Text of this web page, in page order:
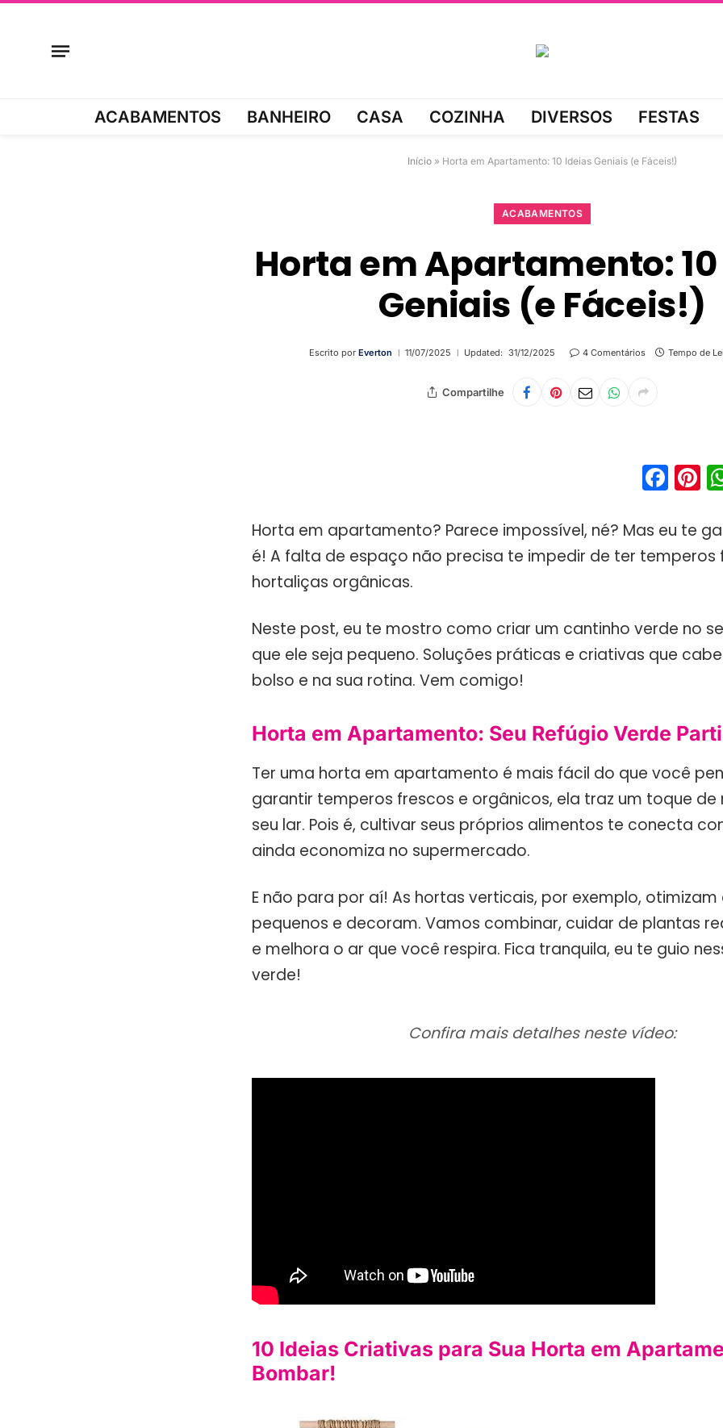
ACABAMENTOS BANHEIRO CASA COZINHA DIVERSOS FESTAS
Início » Horta em Apartamento: 10 Ideias Geniais (e Fáceis!)
ACABAMENTOS
Horta em Apartamento:
Geniais (e Fáceis!)
Escrito por Everton 11/07/2025 Updated: 31/12/2025 4 Comentários Tempo de
Compartilhe
Horta em apartamento? Parece impossível, né? Mas eu te
é! A falta de espaço não precisa te impedir de ter temperos
hortaliças orgânicas.
Neste post, eu te mostro como criar um cantinho verde no
que ele seja pequeno. Soluções práticas e criativas que
bolso e na sua rotina. Vem comigo!
Horta em Apartamento: Seu Refúgio Verde
Ter uma horta em apartamento é mais fácil do que você
garantir temperos frescos e orgânicos, ela traz um toque de
seu lar. Pois é, cultivar seus próprios alimentos te conecta
ainda economiza no supermercado.
E não para por aí! As hortas verticais, por exemplo,
pequenos e decoram. Vamos combinar, cuidar de plantas
e melhora o ar que você respira. Fica tranquila, eu te guio
verde!
Confira mais detalhes neste vídeo:
10 Ideias Criativas para Sua Horta em
Bombar!